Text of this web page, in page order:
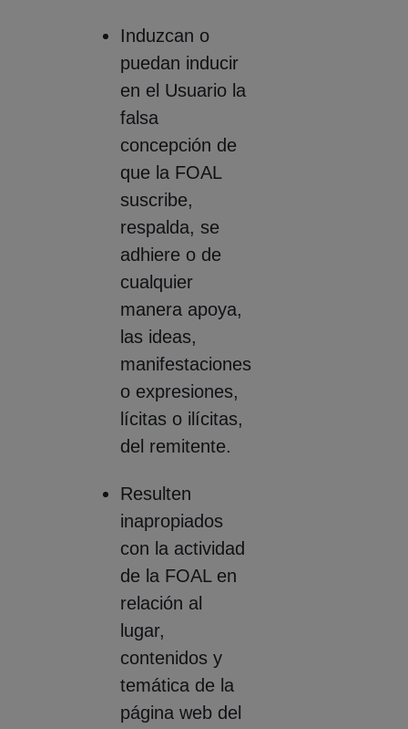
Induzcan o
puedan inducir
en el Usuario la
falsa
concepción de
que la FOAL
suscribe,
respalda, se
adhiere o de
cualquier
manera apoya,
las ideas,
manifestaciones
o expresiones,
lícitas o ilícitas,
del remitente.
Resulten
inapropiados
con la actividad
de la FOAL en
relación al
lugar,
contenidos y
temática de la
página web del